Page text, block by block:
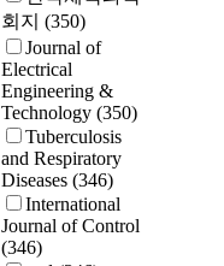
회지 (350)
Journal of
Electrical
Engineering &
Technology (350)
Tuberculosis
and Respiratory
Diseases (346)
International
Journal of Control
(346)